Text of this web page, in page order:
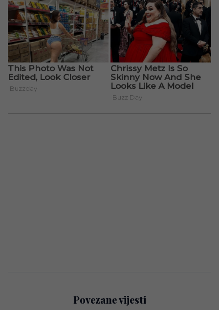
Povezane vijesti